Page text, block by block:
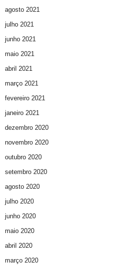
agosto 2021
julho 2021
junho 2021
maio 2021
abril 2021
março 2021
fevereiro 2021
janeiro 2021
dezembro 2020
novembro 2020
outubro 2020
setembro 2020
agosto 2020
julho 2020
junho 2020
maio 2020
abril 2020
março 2020